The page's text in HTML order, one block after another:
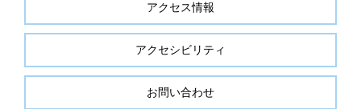
アクセス情報
アクセシビリティ
お問い合わせ